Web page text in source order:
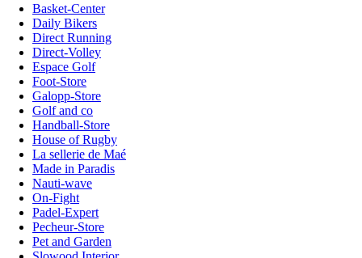
Basket-Center
Daily Bikers
Direct Running
Direct-Volley
Espace Golf
Foot-Store
Galopp-Store
Golf and co
Handball-Store
House of Rugby
La sellerie de Maé
Made in Paradis
Nauti-wave
On-Fight
Padel-Expert
Pecheur-Store
Pet and Garden